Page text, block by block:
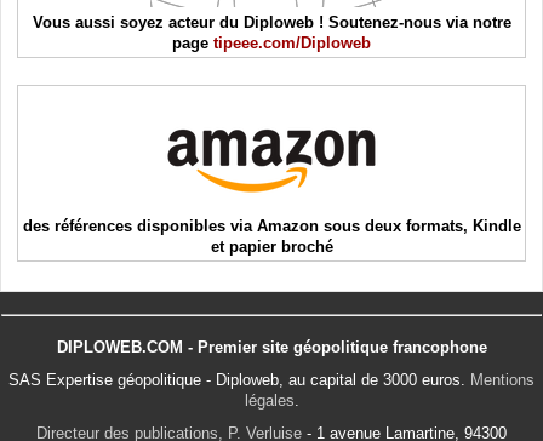
Vous aussi soyez acteur du Diploweb ! Soutenez-nous via notre
page tipeee.com/Diploweb
des références disponibles via Amazon sous deux formats, Kindle
et papier broché
DIPLOWEB.COM - Premier site géopolitique francophone
SAS Expertise géopolitique - Diploweb, au capital de 3000 euros.
Mentions
légales
Directeur des publications, P. Verluise - 1 avenue Lamartine, 94300